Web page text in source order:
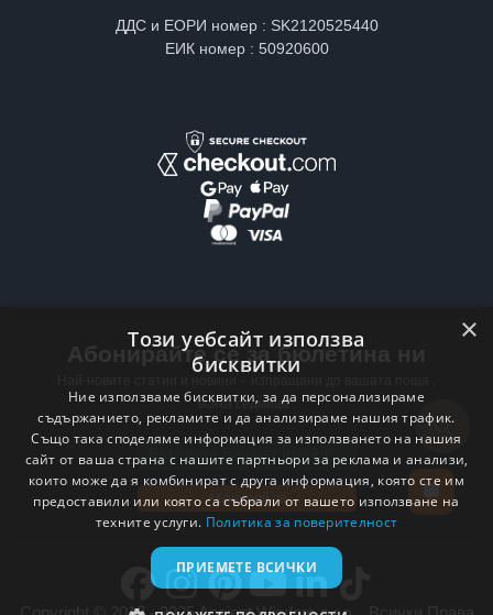
ДДС и ЕОРИ номер : SK2120525440
ЕИК номер : 50920600
Абонирайте се за бюлетина ни
всяка седмица .
Email address
Абонирай се
×
Този уебсайт използва
бисквитки
Ние използваме бисквитки, за да персонализираме
съдържанието, рекламите и да анализираме нашия трафик.
Също така споделяме информация за използването на нашия
сайт от ваша страна с нашите партньори за реклама и анализи,
които може да я комбинират с друга информация, която сте им
предоставили или която са събрали от вашето използване на
техните услуги. Политика за поверителност
ПРИЕМЕТЕ ВСИЧКИ